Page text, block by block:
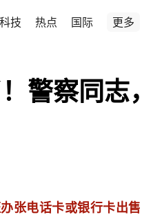
科技 热点 国际 更多
警察同志
张电话卡或银行卡出售